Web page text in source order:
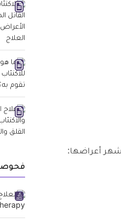
أعراضها: